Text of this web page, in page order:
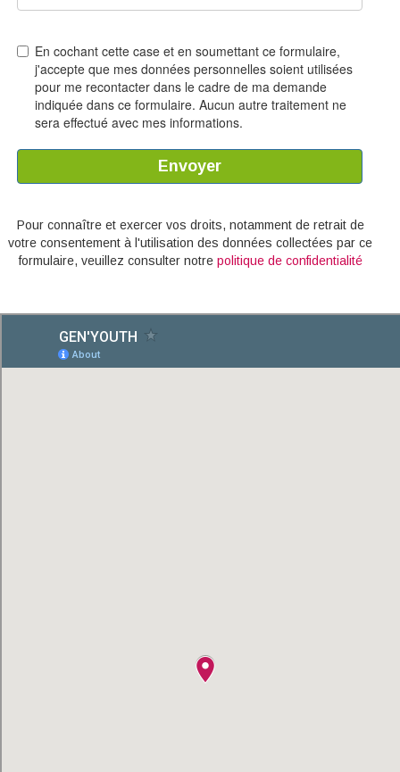
Pour connaître et exercer vos droits, notamment de retrait de
votre consentement à l'utilisation des données collectées par ce
formulaire, veuillez consulter notre politique de confidentialité